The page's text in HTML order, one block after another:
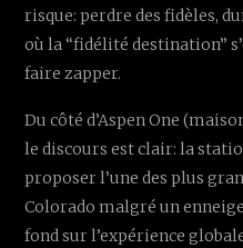
risque: perdre des fidèles,
où la “fidélité destination”
faire zapper.
Du côté d’Aspen One
le discours est clair: la
proposer l’une des plus
Colorado malgré un
fond sur l’expérience